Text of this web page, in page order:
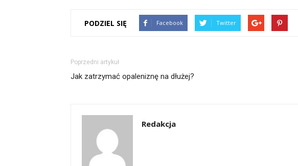
PODZIEL SIĘ Facebook Twitter
Poprzedni artykuł
Jak zatrzymać opaleniznę na dłużej?
Redakcja